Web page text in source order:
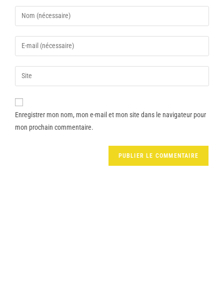
Enregistrer mon nom, mon e-mail et mon site dans le navigateur pour
mon prochain commentaire.